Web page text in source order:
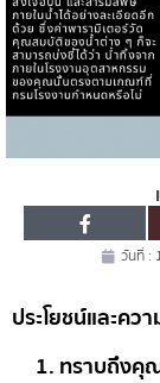
วันที่ :
ประโยชน์และค
ทราบถึงคุ